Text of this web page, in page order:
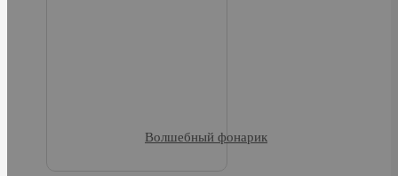
Волшебный фонарик